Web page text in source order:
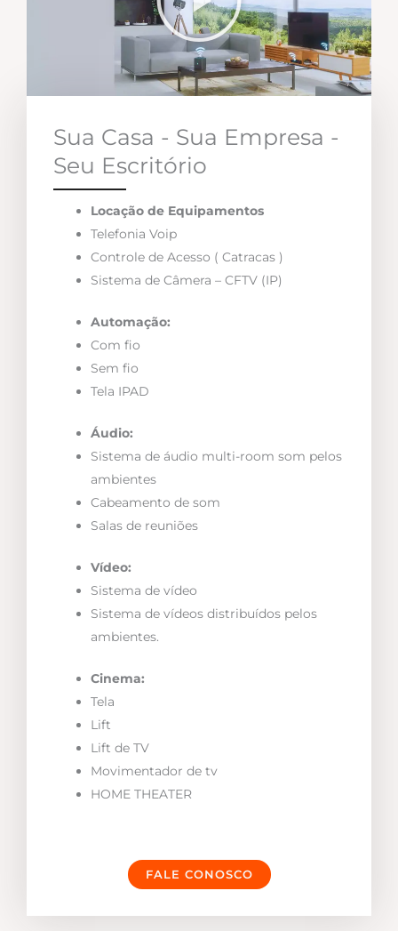
Sua Casa - Sua Empresa -
Seu Escritório
Locação de Equipamentos
Telefonia Voip
Controle de Acesso ( Catracas )
Sistema de Câmera – CFTV (IP)
Automação:
Com fio
Sem fio
Tela IPAD
Áudio:
Sistema de áudio multi-room som pelos
ambientes
Cabeamento de som
Salas de reuniões
Vídeo:
Sistema de vídeo
Sistema de vídeos distribuídos pelos
ambientes.
Cinema:
Tela
Lift
Lift de TV
Movimentador de tv
HOME THEATER
FALE CONOSCO